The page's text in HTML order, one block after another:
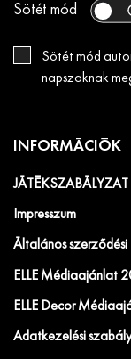
Sötét mód
Sötét mód
napszaknak
INFORMÁCIÓK
Impresszum
Általános
ELLE Médiaajánlat
ELLE Decor
Adatkezelési